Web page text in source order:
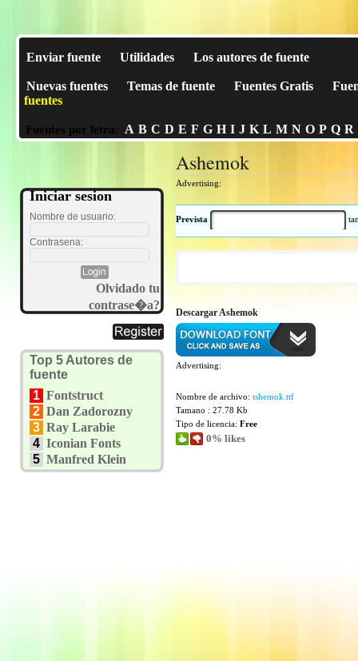
Enviar fuente Utilidades Los autores de fuente
Nuevas fuentes Temas de fuente Fuentes Gratis
fuentes
Fuentes por letra: A B C D E F G H I J K L M N O P Q R
Iniciar sesion
Nombre de usuario:
Contrasena:
Olvidado tu
contrase�a?
Top 5 Autores de
fuente
1 Fontstruct
2 Dan Zadorozny
3 Ray Larabie
4 Iconian Fonts
5 Manfred Klein
Ashemok
Advertising:
Prevista
Descargar Ashemok
Advertising:
Nombre de archivo: tshemok.ttf
Tamano : 27.78 Kb
Tipo de licencia: Free
0% likes